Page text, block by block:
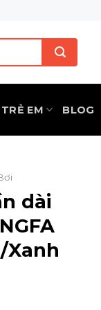
TRẺ EM BLOG
dài
Xanh